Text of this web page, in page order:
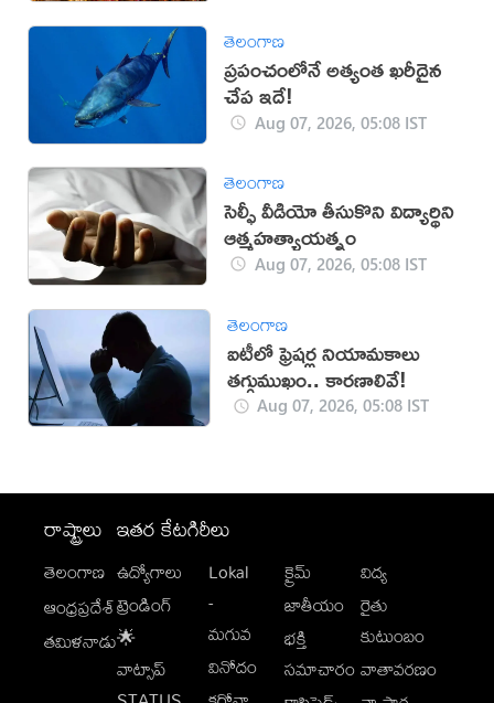
తెలంగాణ
ప్రపంచంలోనే అత్యంత ఖరీదైన
చేప ఇదే!
Aug 07, 2026, 05:08 IST
తెలంగాణ
సెల్ఫీ వీడియో తీసుకొని విద్యార్థిని
ఆత్మహత్యాయత్నం
Aug 07, 2026, 05:08 IST
తెలంగాణ
ఐటీలో ఫ్రెషర్ల నియామకాలు
తగ్గుముఖం.. కారణాలివే!
Aug 07, 2026, 05:08 IST
రాష్ట్రాలు
తెలంగాణ
ఆంధ్రప్రదేశ్
తమిళనాడు
ఇతర కేటగిరీలు
ఉద్యోగాలు
ట్రెండింగ్
🌟
వాట్సాప్
Lokal
-
మగువ
వినోదం
క్రైమ్
జాతీయం
భక్తి
సమాచారం
విద్య
రైతు
కుటుంబం
వాతావరణం